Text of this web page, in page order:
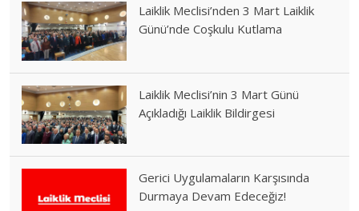
Laiklik Meclisi’nden 3 Mart Laiklik
Günü’nde Coşkulu Kutlama
Laiklik Meclisi’nin 3 Mart Günü
Açıkladığı Laiklik Bildirgesi
Gerici Uygulamaların Karşısında
Durmaya Devam Edeceğiz!